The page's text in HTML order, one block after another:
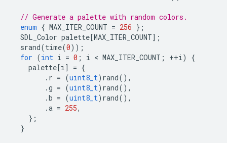
// Generate a palette with random colors.
enum { MAX_ITER_COUNT = 256 };
SDL_Color palette [MAX_ITER_COUNT];
srand(time(0));
for (int i = 0 ; i < MAX_ITER_COUNT ; ++i)
{
palette [i] = {
. r = (uint8_t) rand(),
.g = (uint8_t) rand(),
.b = (uint8_t) rand(),
.a = 255,
};
}